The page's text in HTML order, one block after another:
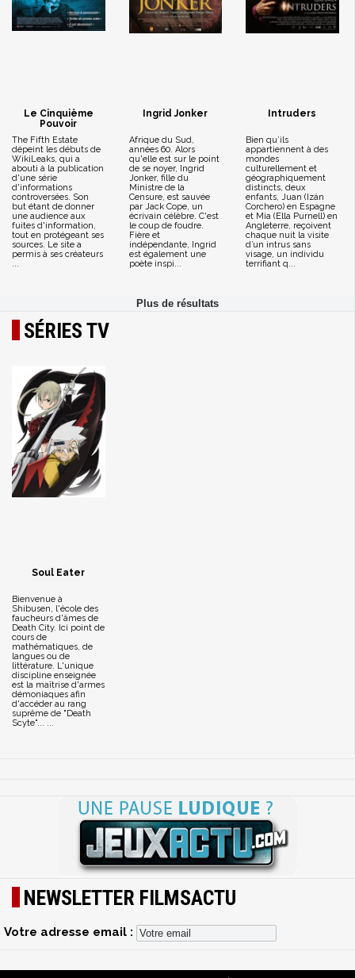
Le Cinquième
Pouvoir
The Fifth Estate
dépeint les débuts de
WikiLeaks, qui a
abouti à la publication
d'une série
d'informations
controversées. Son
but étant de donner
une audience aux
fuites d'information,
tout en protégeant ses
sources. Le site a
permis à ses créateurs
...
Ingrid Jonker
Afrique du Sud,
années 60. Alors
qu'elle est sur le point
de se noyer, Ingrid
Jonker, fille du
Ministre de la
Censure, est sauvée
par Jack Cope, un
écrivain célèbre. C'est
le coup de foudre.
Fière et
indépendante, Ingrid
est également une
poète inspi...
Intruders
Bien qu’ils
appartiennent à des
mondes
culturellement et
géographiquement
distincts, deux
enfants, Juan (Izán
Corchero) en Espagne
et Mia (Ella Purnell) en
Angleterre, reçoivent
chaque nuit la visite
d’un intrus sans
visage, un individu
terrifiant q...
SÉRIES TV
Soul Eater
Bienvenue à
Shibusen, l'école des
faucheurs d'âmes de
Death City. Ici point de
cours de
mathématiques, de
langues ou de
littérature. L'unique
discipline enseignée
est la maîtrise d'armes
démoniaques afin
d'accéder au rang
suprême de "Death
Scyte"... ...
NEWSLETTER FILMSACTU
Votre adresse email :